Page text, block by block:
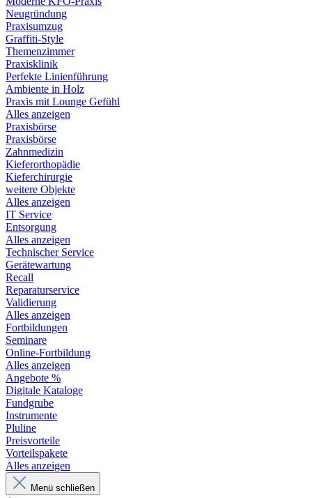
Neugründung
Praxisumzug
Graffiti-Style
Themenzimmer
Praxisklinik
Perfekte Linienführung
Ambiente in Holz
Praxis mit Lounge Gefühl
Alles anzeigen
Praxisbörse
Praxisbörse
Zahnmedizin
Kieferorthopädie
Kieferchirurgie
weitere Objekte
Alles anzeigen
IT Service
Entsorgung
Alles anzeigen
Technischer Service
Gerätewartung
Recall
Reparaturservice
Validierung
Alles anzeigen
Fortbildungen
Seminare
Online-Fortbildung
Alles anzeigen
Angebote %
Digitale Kataloge
Fundgrube
Instrumente
Pluline
Preisvorteile
Vorteilspakete
Alles anzeigen
Menü schließen